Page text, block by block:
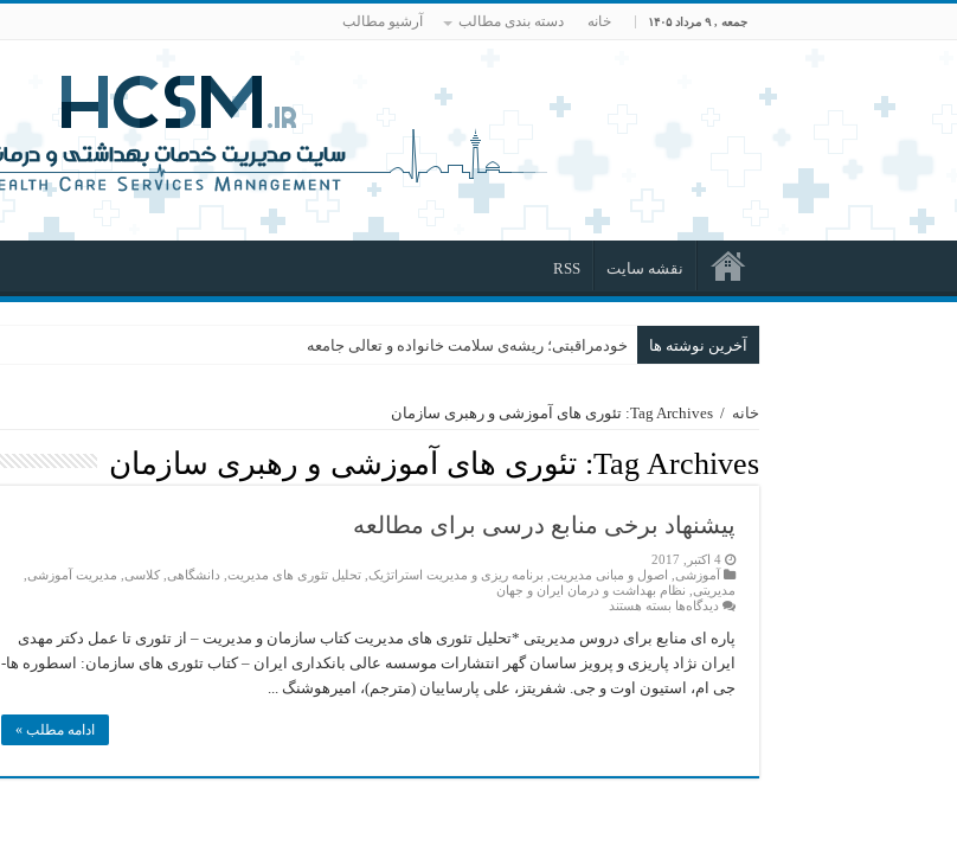
جمعه , ۹ مرداد ۱۴۰۵ خانه دسته بندی مطالب آرشیو مطالب
نقشه سایت RSS
آخرین نوشته ها خودمراقبتی؛ ریشه‌ی سلامت خانواده و تعالی جامعه
خانه / Tag Archives: تئوری های آموزشی و رهبری سازمان
Tag Archives: تئوری های آموزشی و رهبری سازمان
پیشنهاد برخی منابع درسی برای مطالعه
4 اکتبر, 2017
آموزشی
اصول و مبانی مدیریت برنامه ریزی و مدیریت استراتژیک تحلیل تئوری های مدیریت دانشگاهی کلاسی مدیریت آموزشی
مدیریتی
نظام بهداشت و درمان ایران و جهان
دیدگاه‌ها برای
برخی
منابع
درسی
مطالعه
بسته هستند
پاره ای منابع برای دروس مدیریتی *تحلیل تئوری های مدیریت کتاب سازمان و مدیریت – از تئوری تا عمل دکتر مهدی
ایران نژاد پاریزی و پرویز ساسان گهر انتشارات موسسه عالی بانکداری ایران – کتاب تئوری های سازمان: اسطوره ها-
جی ام، استیون اوت و جی. شفریتز، علی پارساییان (مترجم)، امیرهوشنگ ...
ادامه مطلب »